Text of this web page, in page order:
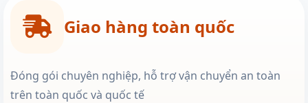
Giao hàng toàn quốc
Đóng gói chuyên nghiệp, hỗ trợ vận chuyển an toàn
trên toàn quốc và quốc tế